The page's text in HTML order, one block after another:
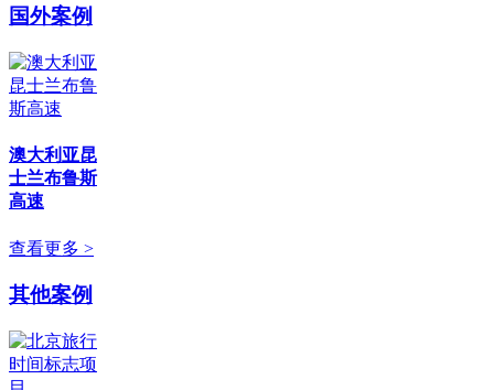
国外案例
澳大利亚昆
士兰布鲁斯
高速
查看更多 >
其他案例